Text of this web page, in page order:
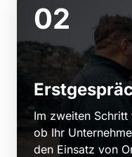
02
Im zweiten Schritt
ob Ihr
den Einsatz von